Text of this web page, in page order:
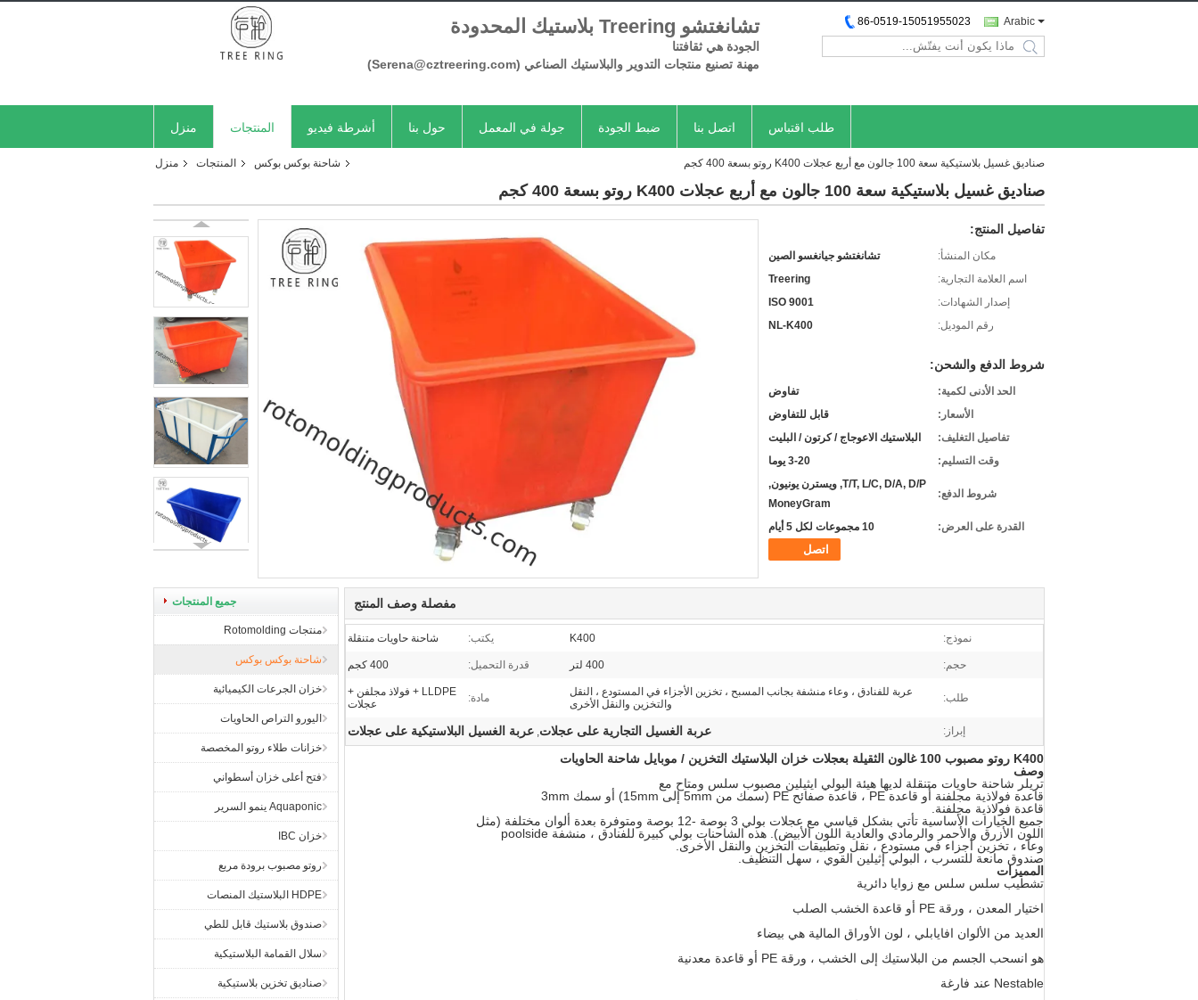
تشانغتشو Treering بلاستيك المحدودة
الجودة هي ثقافتنا
مهنة تصنيع منتجات التدوير والبلاستيك الصناعي (Serena@cztreering.com)
Arabic
86-0519-15051955023
search
منزل المنتجات أشرطة فيديو حول بنا جولة في المعمل ضبط الجودة اتصل بنا طلب اقتباس
منزل المنتجات شاحنة بوكس ​​بوكس صناديق غسيل بلاستيكية سعة 100 جالون مع أربع عجلات K400 روتو بسعة 400 كجم
صناديق غسيل بلاستيكية سعة 100 جالون مع أربع عجلات K400 روتو بسعة 400 كجم
تفاصيل المنتج:
مكان المنشأ:
تشانغتشو جيانغسو الصين
اسم العلامة التجارية:
Treering
إصدار الشهادات:
ISO 9001
رقم الموديل:
NL-K400
شروط الدفع والشحن:
الحد الأدنى لكمية:
تفاوض
الأسعار:
قابل للتفاوض
تفاصيل التغليف:
البلاستيك الاعوجاج / كرتون / البليت
وقت التسليم:
3-20 يوما
شروط الدفع:
T/T, L/C, D/A, D/P, ويسترن يونيون,
MoneyGram
القدرة على العرض:
10 مجموعات لكل 5 أيام
اتصل
جميع المنتجات
منتجات Rotomolding
شاحنة بوكس ​​بوكس
خزان الجرعات الكيميائية
اليورو التراص الحاويات
خزانات طلاء روتو المخصصة
فتح أعلى خزان أسطواني
Aquaponic ينمو السرير
خزان IBC
روتو مصبوب برودة مربع
HDPE البلاستيك المنصات
صندوق بلاستيك قابل للطي
سلال القمامة البلاستيكية
صناديق تخزين بلاستيكية
مفصلة وصف المنتج
نموذج: K400 يكتب: شاحنة حاويات متنقلة
حجم: 400 لتر قدرة التحميل: 400 كجم
طلب:
عربة للفنادق ، وعاء منشفة بجانب المسبح ، تخزين الأجزاء في المستودع ، النقل
والتخزين والنقل الأخرى
مادة:
LLDPE + فولاذ مجلفن +
عجلات
إبراز: عربة الغسيل التجارية على عجلات, عربة الغسيل البلاستيكية على عجلات
K400 روتو مصبوب 100 غالون الثقيلة بعجلات خزان البلاستيك التخزين / موبايل شاحنة الحاويات
وصف
تريلر شاحنة حاويات متنقلة لديها هيئة البولي ايثيلين مصبوب سلس ومتاح مع
قاعدة فولاذية مجلفنة أو قاعدة PE ، قاعدة صفائح PE (سمك من 5mm إلى 15mm) أو سمك 3mm
قاعدة فولاذية مجلفنة.
جميع الخيارات الأساسية تأتي بشكل قياسي مع عجلات بولي 3 بوصة -12 بوصة ومتوفرة بعدة ألوان مختلفة (مثل
اللون الأزرق والأحمر والرمادي والعادية اللون الأبيض). هذه الشاحنات بولي كبيرة للفنادق ، منشفة poolside
وعاء ، تخزين أجزاء في مستودع ، نقل وتطبيقات التخزين والنقل الأخرى.
صندوق مانعة للتسرب ، البولي إثيلين القوي ، سهل التنظيف.
المميزات
تشطيب سلس سلس مع زوايا دائرية
اختيار المعدن ، ورقة PE أو قاعدة الخشب الصلب
العديد من الألوان افايابلي ، لون الأوراق المالية هي بيضاء
هو انسحب الجسم من البلاستيك إلى الخشب ، ورقة PE أو قاعدة معدنية
Nestable عند فارغة